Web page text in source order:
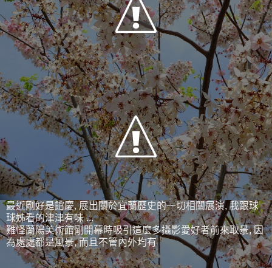
最近剛好是館慶, 展出關於宜蘭歷史的一切相關展演, 我跟球
球姊看的津津有味 ...
難怪蘭陽美術館剛開幕時吸引這麼多攝影愛好者前來取景, 因
為處處都是風景, 而且不管內外均有